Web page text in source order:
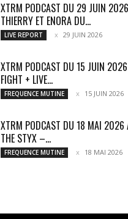
XTRM PODCAST DU 29 JUIN
THIERRY ET ENORA DU...
LIVE REPORT 29 JUIN 2026
XTRM PODCAST DU 15 JUIN 2026
FIGHT + LIVE...
FREQUENCE MUTINE 15 JUIN 2026
XTRM PODCAST DU 18 MAI 2026
THE STYX –...
FREQUENCE MUTINE 18 MAI 2026